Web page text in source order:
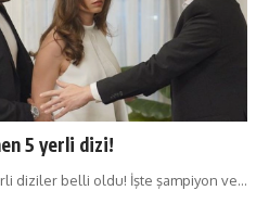
5 yerli dizi!
diziler belli oldu! İşte şampiyon ve…